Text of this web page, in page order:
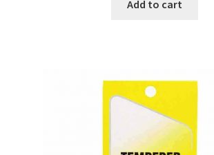
Add to cart